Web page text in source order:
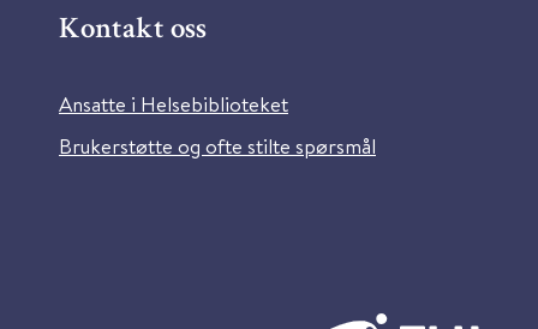
Kontakt oss
Ansatte i Helsebiblioteket
Brukerstøtte og ofte stilte spørsmål